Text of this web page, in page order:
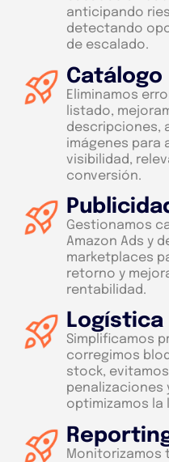
anticipando
detectando
de escalado.
Catálogo
Eliminamos
listado,
descripciones,
imágenes para
visibilidad,
conversión.
Gestionamos
Amazon Ads y
marketplaces
retorno y
rentabilidad.
Logística
Simplificamos
corregimos
stock, evitamos
penalizaciones
optimizamos la
Monitorizamos